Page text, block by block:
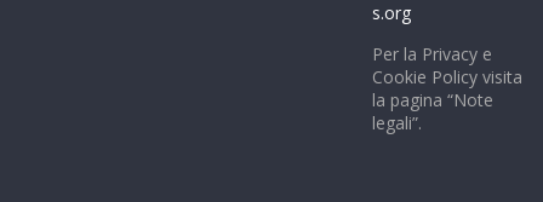
s.org
Per la Privacy e
Cookie Policy visita
la pagina “Note
legali”.